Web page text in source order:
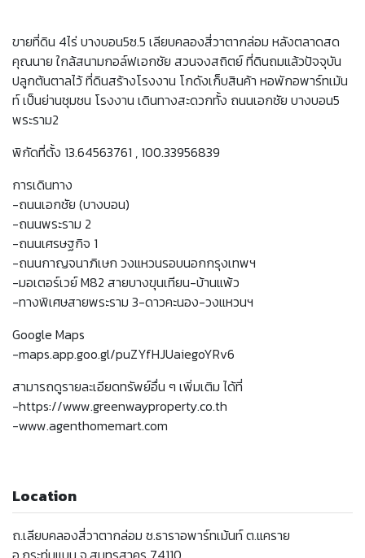
ขายที่ดิน 4ไร่ บางบอน5ซ.5 เลียบคลองสี่วาตากล่อม หลังตลาดสด
คุณนาย ใกล้สนามกอล์ฟเอกชัย สวนจงสถิตย์ ที่ดินถมแล้วปัจจุบัน
ปลูกต้นตาลไว้ ที่ดินสร้างโรงงาน โกดังเก็บสินค้า หอพักอพาร์ทเม้น
ท์ เป็นย่านชุมชน โรงงาน เดินทางสะดวกทั้ง ถนนเอกชัย บางบอน5
พระราม2
พิกัดที่ตั้ง 13.64563761 , 100.33956839
การเดินทาง
-ถนนเอกชัย (บางบอน)
-ถนนพระราม 2
-ถนนเศรษฐกิจ 1
-ถนนกาญจนาภิเษก วงแหวนรอบนอกกรุงเทพฯ
-มอเตอร์เวย์ M82 สายบางขุนเทียน-บ้านแพ้ว
-ทางพิเศษสายพระราม 3-ดาวคะนอง-วงแหวนฯ
Google Maps
-maps.app.goo.gl/puZYfHJUaiegoYRv6
สามารถดูรายละเอียดทรัพย์อื่น ๆ เพิ่มเติม ได้ที่
-https://www.greenwayproperty.co.th
-www.agenthomemart.com
Location
ถ.เลียบคลองสี่วาตากล่อม ซ.ธาราอพาร์ทเม้นท์ ต.แคราย